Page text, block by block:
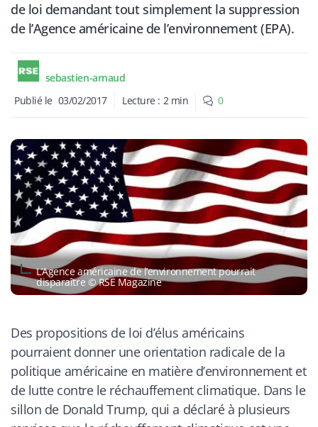
de loi demandant tout simplement la suppression
de l’Agence américaine de l’environnement (EPA).
sebastien-arnaud
Publié le 03/02/2017 Lecture : 2 min 0
L’Agence américaine de l’environnement pourrait
disparaître © RSE Magazine
Des propositions de loi d’élus américains
pourraient donner une orientation radicale de la
politique américaine en matière d’environnement et
de lutte contre le réchauffement climatique. Dans le
sillon de Donald Trump, qui a déclaré à plusieurs